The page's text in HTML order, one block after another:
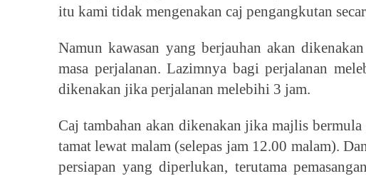
itu kami tidak mengenakan caj pengangkutan
Namun kawasan yang berjauhan akan
masa perjalanan. Lazimnya bagi perjalanan
dikenakan jika perjalanan melebihi 3 jam.
Caj tambahan akan dikenakan jika majlis
tamat lewat malam (selepas jam 12.00 malam).
persiapan yang diperlukan, terutama